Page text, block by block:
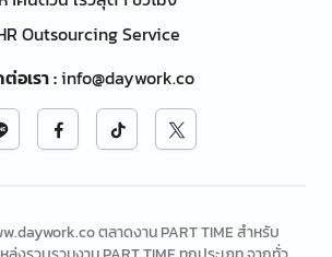
Outsourcing Service
อเรา:info@daywork.co
ตลาดงาน PART TIME สำหรับ